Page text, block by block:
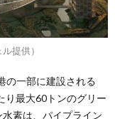
提供）
の一部に建設される
り最大60トンのグリー
素は、パイプライン